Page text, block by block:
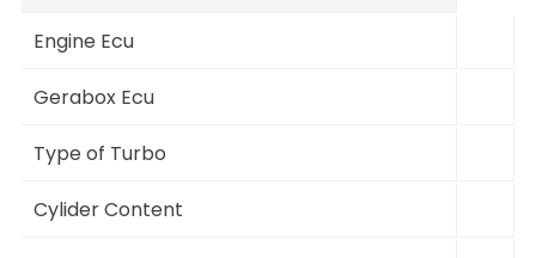
Engine Ecu
Gerabox Ecu
Type of Turbo
Cylider Content